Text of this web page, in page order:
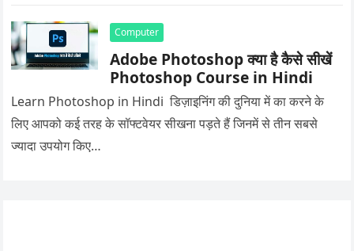
Computer
Adobe Photoshop क्या है कैसे सीखें
Photoshop Course in Hindi
Learn Photoshop in Hindi डिज़ाइनिंग की दुनिया में का करने के
लिए आपको कई तरह के सॉफ्टवेयर सीखना पड़ते हैं जिनमें से तीन सबसे
ज्यादा उपयोग किए…